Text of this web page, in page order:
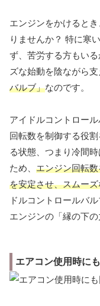
エンジンをかけると
りませんか？ 特に寒
ず、苦労する方もい
ズな始動を陰ながら
バルブ」なのです。
アイドルコントロー
回転数を制御する役
る状態、つまり冷間
ため、 エンジン回転
を安定させ、スムー
ドルコントロールバ
エンジンの「縁の下の
エアコン使用時に